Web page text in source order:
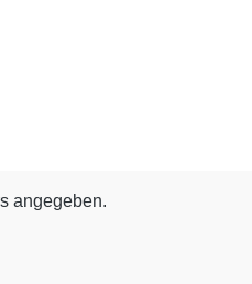
angegeben.